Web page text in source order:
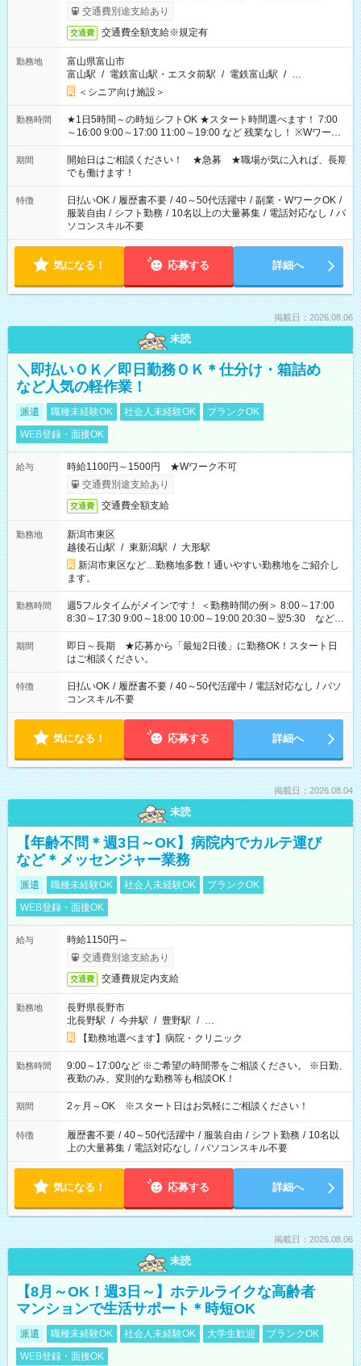
完了次第のお支払いとなります。
交通費別途支給あり
交通費 交通費全額支給※規定有
勤務地
富山県富山市
富山駅 / 電鉄富山駅・エスタ前駅 / 電鉄富山駅 / …
＜シニア向け施設＞
勤務時間
★1日5時間～の時短シフトOK ★スタート時間選べます！ 7:00
～16:00 9:00～17:00 11:00～19:00 など 残業なし！ ※Wワーク
の場合、他のお仕事と合わせ週40時間超の就業はご案内できま
せん ※法令に基づき、週20時間以上勤務は社会保険への加入対
象となります ※労働者派遣法（日雇い派遣の原則禁止）によ
り、短時間・短期間の就業はご案内が難しい場合があります
期間
開始日はご相談ください！ ★急募 ★職場が気に入れば、長期
でも働けます！
特徴 日払いOK / 履歴書不要 / 40～50代活躍中 / 副業・WワークOK /
服装自由 / シフト勤務 / 10名以上の大量募集 / 電話対応なし / パ
ソコンスキル不要
気になる！ 応募する 詳細へ
掲載日：2026.08.06
未読
＼即払いＯＫ／即日勤務ＯＫ＊仕分け・箱詰め
など人気の軽作業！
派遣 職種未経験OK 社会人未経験OK
ブランクOK
WEB登録・面接OK
給与
時給1100円～1500円 ★Wワーク不可
交通費別途支給あり
交通費 交通費全額支給
勤務地
新潟市東区
越後石山駅 / 東新潟駅 / 大形駅
新潟市東区など…勤務地多数！通いやすい勤務地をご紹介し
ます。
勤務時間
週5フルタイムがメインです！ ＜勤務時間の例＞ 8:00～17:00
8:30～17:30 9:00～18:00 10:00～19:00 20:30～翌5:30 など ★
その他にも勤務時間多数！ 日勤のみ、残業なし、交替制など
ご希望を教えてください！
期間
即日～長期 ★応募から「最短2日後」に勤務OK！スタート日
はご相談ください。
特徴 日払いOK / 履歴書不要 / 40～50代活躍中 / 電話対応なし / パソ
コンスキル不要
気になる！ 応募する 詳細へ
掲載日：2026.08.04
未読
【年齢不問＊週3日～OK】病院内でカルテ運び
など＊メッセンジャー業務
派遣 職種未経験OK 社会人未経験OK
ブランクOK
WEB登録・面接OK
給与
時給1150円～
交通費別途支給あり
交通費 交通費規定内支給
勤務地
長野県長野市
北長野駅 / 今井駅 / 豊野駅 / …
【勤務地選べます】病院・クリニック
勤務時間
9:00～17:00など ※ご希望の時間帯をご相談ください。 ※日勤、
夜勤のみ、変則的な勤務等も相談OK！
期間 2ヶ月～OK ※スタート日はお気軽にご相談ください！
特徴 履歴書不要 / 40～50代活躍中 / 服装自由 / シフト勤務 / 10名以
上の大量募集 / 電話対応なし / パソコンスキル不要
気になる！ 応募する 詳細へ
掲載日：2026.08.06
未読
【8月～OK！週3日～】ホテルライクな高齢者
マンションで生活サポート＊時短OK
派遣 職種未経験OK 社会人未経験OK 大学生歓迎
ブランクOK
WEB登録・面接OK